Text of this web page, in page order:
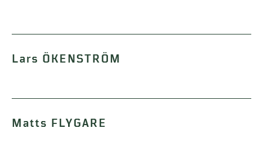
Lars ÖKENSTRÖM
Matts FLYGARE